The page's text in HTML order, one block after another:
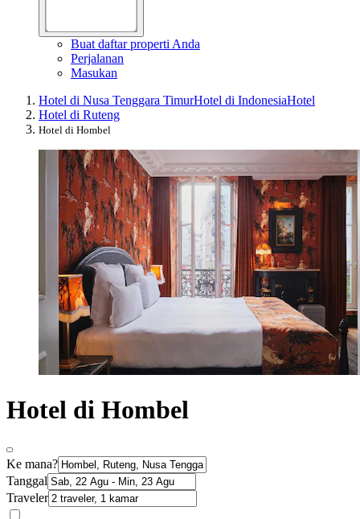
Buat daftar properti Anda
Perjalanan
Masukan
Hotel di Nusa Tenggara TimurHotel di IndonesiaHotel
Hotel di Ruteng
Hotel di Hombel
Hotel di Hombel
Ke mana?
Tanggal
Traveler